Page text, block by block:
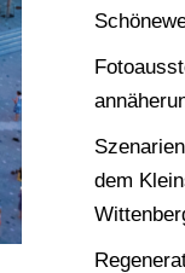
dem